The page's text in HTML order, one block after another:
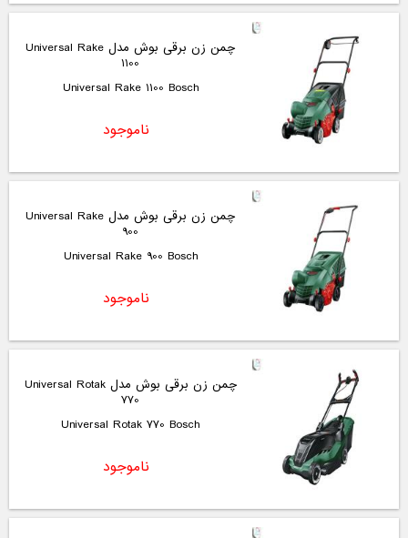
چمن زن برقی بوش مدل Universal Rake
1100
Universal Rake 1100 Bosch
ناموجود
چمن زن برقی بوش مدل Universal Rake
900
Universal Rake 900 Bosch
ناموجود
چمن زن برقی بوش مدل Universal Rotak
770
Universal Rotak 770 Bosch
ناموجود